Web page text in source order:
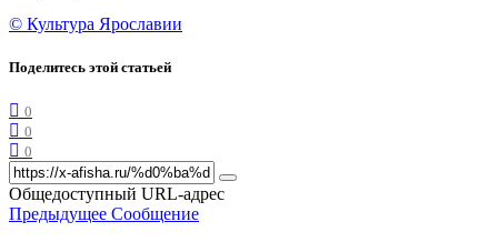
© Культура Ярославии
Поделитесь этой статьей
0
0
0
Общедоступный URL-адрес
Предыдущее Сообщение